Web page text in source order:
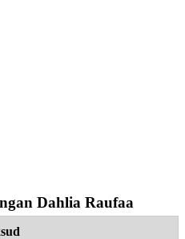
Dahlia Raufaa